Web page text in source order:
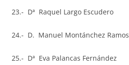
23.- Dª Raquel Largo Escudero
24.- D. Manuel Montánchez Ramos
25.- Dª Eva Palancas Fernández